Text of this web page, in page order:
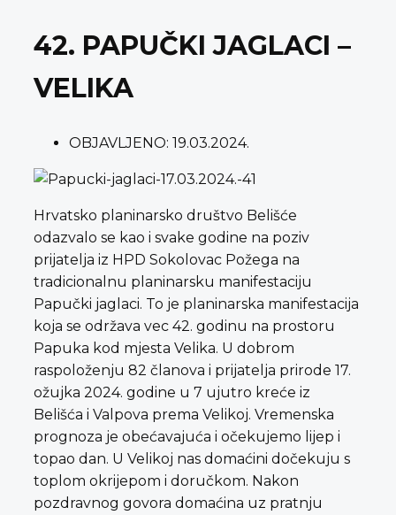
42. PAPUČKI JAGLACI –
VELIKA
OBJAVLJENO: 19.03.2024.
Hrvatsko planinarsko društvo Belišće
odazvalo se kao i svake godine na poziv
prijatelja iz HPD Sokolovac Požega na
tradicionalnu planinarsku manifestaciju
Papučki jaglaci. To je planinarska manifestacija
koja se održava vec 42. godinu na prostoru
Papuka kod mjesta Velika. U dobrom
raspoloženju 82 članova i prijatelja prirode 17.
ožujka 2024. godine u 7 ujutro kreće iz
Belišća i Valpova prema Velikoj. Vremenska
prognoza je obećavajuća i očekujemo lijep i
topao dan. U Velikoj nas domaćini dočekuju s
toplom okrijepom i doručkom. Nakon
pozdravnog govora domaćina uz pratnju